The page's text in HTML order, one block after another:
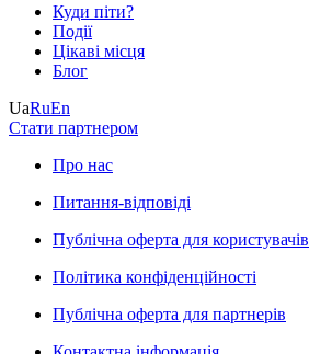
Куди піти?
Події
Цікаві місця
Блог
UaRuEn
Стати партнером
Про нас
Питання-відповіді
Публічна оферта для користувачів
Політика конфіденційності
Публічна оферта для партнерів